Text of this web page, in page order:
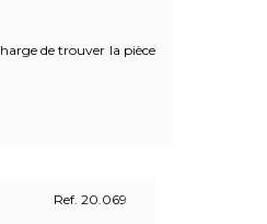
de trouver la pièce
Ref. 20.069